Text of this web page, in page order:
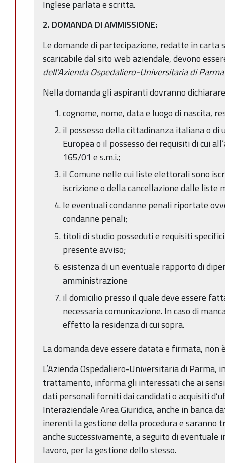
Inglese parlata e scritta.
2. DOMANDADI AMMISSIONE:
Le domande di partecipazione, redatte in carta
scaricabile dal sito web aziendale, devono
dell’Azienda Ospedaliero-Universitaria di Parma
Nella domanda gli aspiranti dovranno
cognome, nome, data e luogo di nascita,
il possesso della cittadinanza italiana o di
Europea o il possesso dei requisiti di cui
165/01 e s.m.i.;
il Comune nelle cui liste elettorali sono
iscrizione o della cancellazione dalle liste
le eventuali condanne penali riportate
condanne penali;
titoli di studio posseduti e requisiti
presente avviso;
esistenza di un eventuale rapporto di
amministrazione
il domicilio presso il quale deve essere
necessaria comunicazione. In caso di
effetto la residenza di cui sopra.
La domanda deve essere datata e firmata, non
L’Azienda Ospedaliero-Universitaria di Parma,
trattamento, informa gli interessati che ai
dati personali forniti dai candidati o acquisiti
Interaziendale Area Giuridica, anche in banca
inerenti la gestione della procedura e
anche successivamente, a seguito di
lavoro, per la gestione dello stesso.